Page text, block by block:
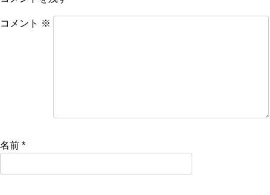
コメント ※
名前 *